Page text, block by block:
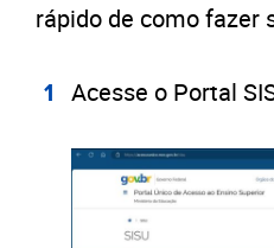
rápido de como fazer
Acesse o Portal